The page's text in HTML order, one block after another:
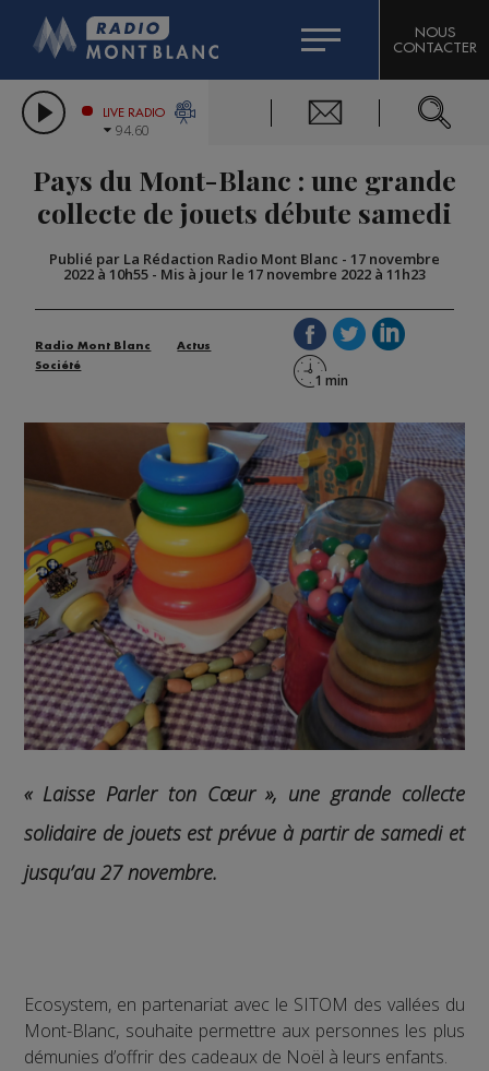
LES CHRONIQUES DE L'EXPERT
CITIZEN MACHINERY
GRAND MASSIF DOMAINES SKIABLES
BIGARD
COMPAGNIE DU MONT-BLANC
NOUS
CONTACTER
LIVE RADIO
94.60
Pays du Mont-Blanc : une grande
collecte de jouets débute samedi
Publié par La Rédaction Radio Mont Blanc - 17 novembre
2022 à 10h55 - Mis à jour le 17 novembre 2022 à 11h23
Radio Mont Blanc
Actus
Société
« Laisse Parler ton Cœur », une grande collecte
solidaire de jouets est prévue à partir de samedi et
jusqu’au 27 novembre.
Ecosystem, en partenariat avec le SITOM des vallées du
Mont-Blanc, souhaite permettre aux personnes les plus
démunies d’offrir des cadeaux de Noël à leurs enfants.